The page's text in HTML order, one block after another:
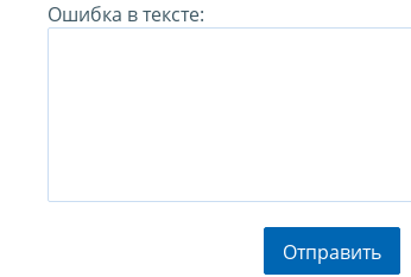
Ошибка в тексте:
Отправить